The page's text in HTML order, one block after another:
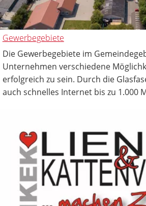
Gewerbegebiete
Die Gewerbegebiete im
Unternehmen verschiedene
erfolgreich zu sein. Durch die
auch schnelles Internet bis zu 1.000